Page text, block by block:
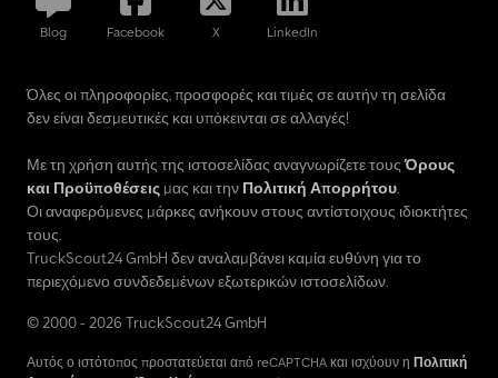
Blog Facebook X LinkedIn
Όλες οι πληροφορίες, προσφορές και τιμές σε αυτήν τη σελίδα
δεν είναι δεσμευτικές και υπόκεινται σε αλλαγές!
Με τη χρήση αυτής της ιστοσελίδας αναγνωρίζετε τουςΌρους
και Προϋποθέσεις μας και την Πολιτική Απορρήτου.
Οι αναφερόμενες μάρκες ανήκουν στους αντίστοιχους ιδιοκτήτες
τους.
TruckScout24 GmbH δεν αναλαμβάνει καμία ευθύνη για το
περιεχόμενο συνδεδεμένων εξωτερικών ιστοσελίδων.
© 2000 - 2026 TruckScout24 GmbH
Αυτός ο ιστότοπος προστατεύεται από reCAPTCHA και ισχύουν η Πολιτική